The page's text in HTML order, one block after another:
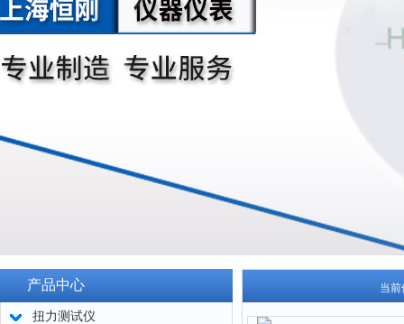
产品中心
扭力测试仪
当前